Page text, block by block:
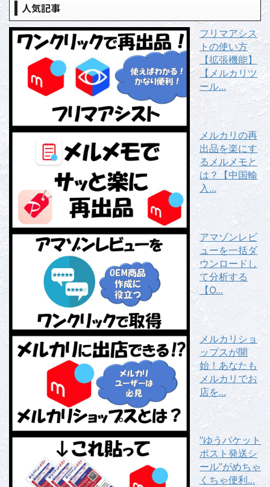
人気記事
フリマアシス
トの使い方
【拡張機能】
【メルカリツ
ール...
メルカリの再
出品を楽にす
るメルメモと
は？【中国輸
入...
アマゾンレビ
ューを一括ダ
ウンロードし
て分析する
【O...
メルカリショ
ップスが開
始！あなたも
メルカリでお
店を...
”ゆうパケット
ポスト発送シ
ール”がめちゃ
くちゃ便利...